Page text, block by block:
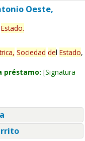
Oeste,
Estado.
Sociedad del Estado,
préstamo: Signatura